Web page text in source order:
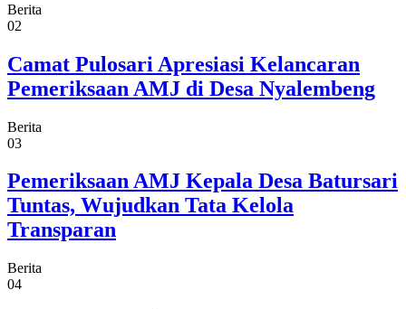
Berita
02
Camat Pulosari Apresiasi Kelancaran
Pemeriksaan AMJ di Desa Nyalembeng
Berita
03
Pemeriksaan AMJ Kepala Desa Batursari
Tuntas, Wujudkan Tata Kelola
Transparan
Berita
04